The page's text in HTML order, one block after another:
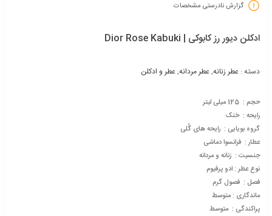
گزارش نادرستی مشخصات
ادکلن دیور رز کابوکی | Dior Rose Kabuki
دسته : عطر زنانه,عطر مردانه,عطر و ادکلن
حجم : 125 میلی لیتر
رایحه : خنک
گروه بویایی : رایحه های گُلی
عطار : فرانسوا دماشی
جنسیت : زنانه و مردانه
نوع عطر : ادو پرفیوم
فصل : فصول گرم
ماندگاری : متوسط
پراکندگی : متوسط